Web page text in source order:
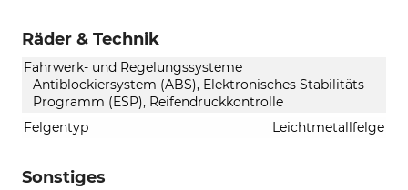
Räder & Technik
Fahrwerk- und Regelungssysteme
Antiblockiersystem (ABS), Elektronisches Stabilitäts-
Programm (ESP), Reifendruckkontrolle
Felgentyp
Leichtmetallfelge
Sonstiges